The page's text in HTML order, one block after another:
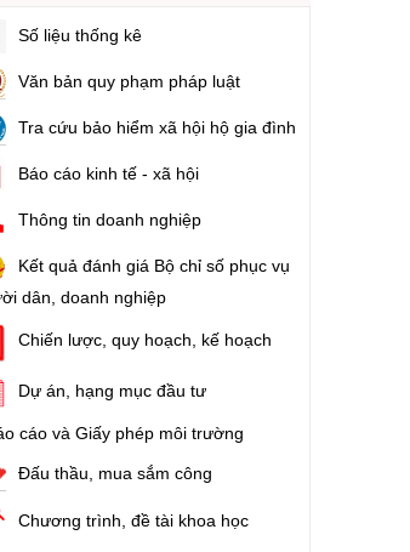
Số liệu thống kê
Văn bản quy phạm pháp luật
Tra cứu bảo hiểm xã hội hộ gia đình
Báo cáo kinh tế - xã hội
Thông tin doanh nghiệp
Kết quả đánh giá Bộ chỉ số phục vụ
dân, doanh nghiệp
Chiến lược, quy hoạch, kế hoạch
Dự án, hạng mục đầu tư
cáo và Giấy phép môi trường
Đấu thầu, mua sắm công
Chương trình, đề tài khoa học